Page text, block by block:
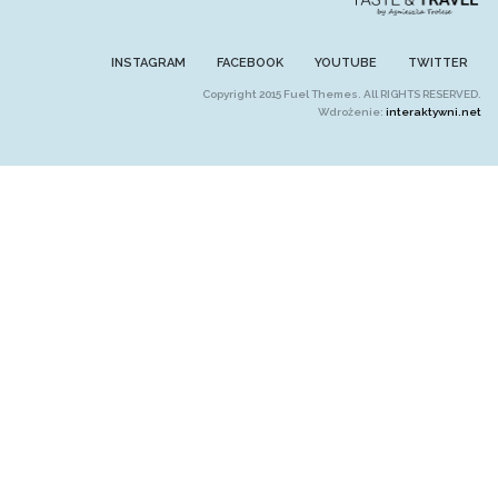
INSTAGRAM FACEBOOK YOUTUBE TWITTER
Copyright 2015 Fuel Themes. All RIGHTS RESERVED.
Wdrożenie: interaktywni.net